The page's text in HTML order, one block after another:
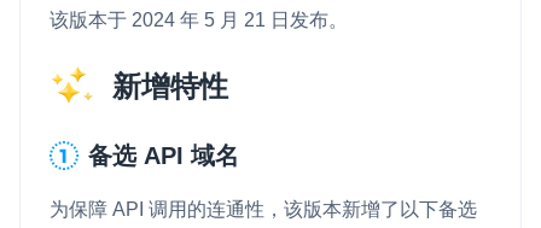
微呼叫 NEW
Status Page
对实时音频和视频画面进行风险识别，并联动回调和业务处置流
该版本于 2024 年 5 月 21 日发布。
新增特性
备选 API 域名
为保障 API 调用的连通性，该版本新增了以下备选